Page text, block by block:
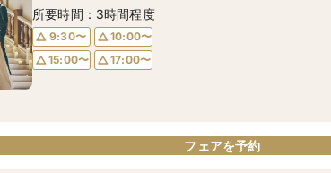
所要時間：3時間程度
9:30〜
10:00〜
15:00〜
17:00〜
フェアを予約